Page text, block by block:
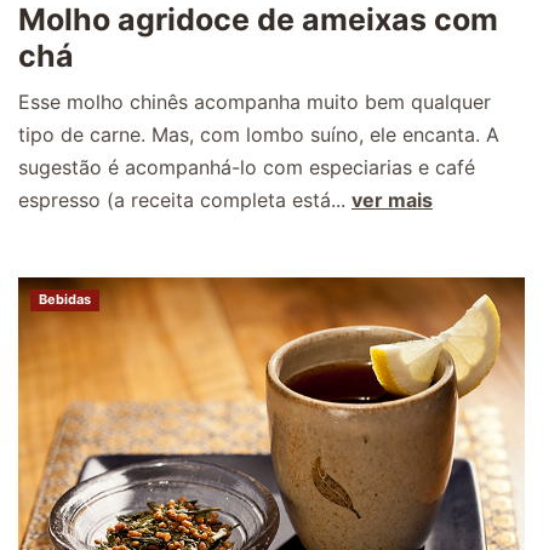
Molho agridoce de ameixas com
chá
Esse molho chinês acompanha muito bem qualquer
tipo de carne. Mas, com lombo suíno, ele encanta. A
sugestão é acompanhá-lo com especiarias e café
espresso (a receita completa está... ver mais
Bebidas